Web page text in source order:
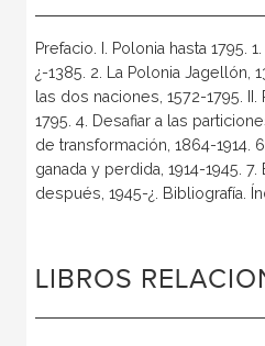
Prefacio. I. Polonia hasta 1795.
¿-1385. 2. La Polonia Jagellón,
las dos naciones, 1572-1795.
1795. 4. Desafiar a las
de transformación, 1864-1914.
ganada y perdida, 1914-1945.
después, 1945-¿. Bibliografía.
LIBROS